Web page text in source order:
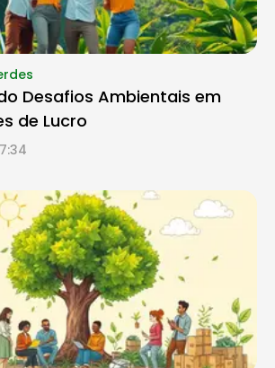
Desafios Ambientais em
de Lucro